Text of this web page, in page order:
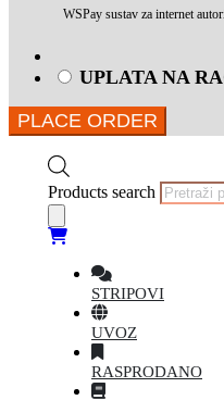
WSPay sustav za internet
UPLATA NA
PLACE ORDER
Products search
STRIPOVI
UVOZ
RASPRODANO